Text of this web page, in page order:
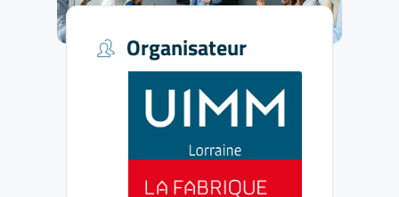
Organisateur